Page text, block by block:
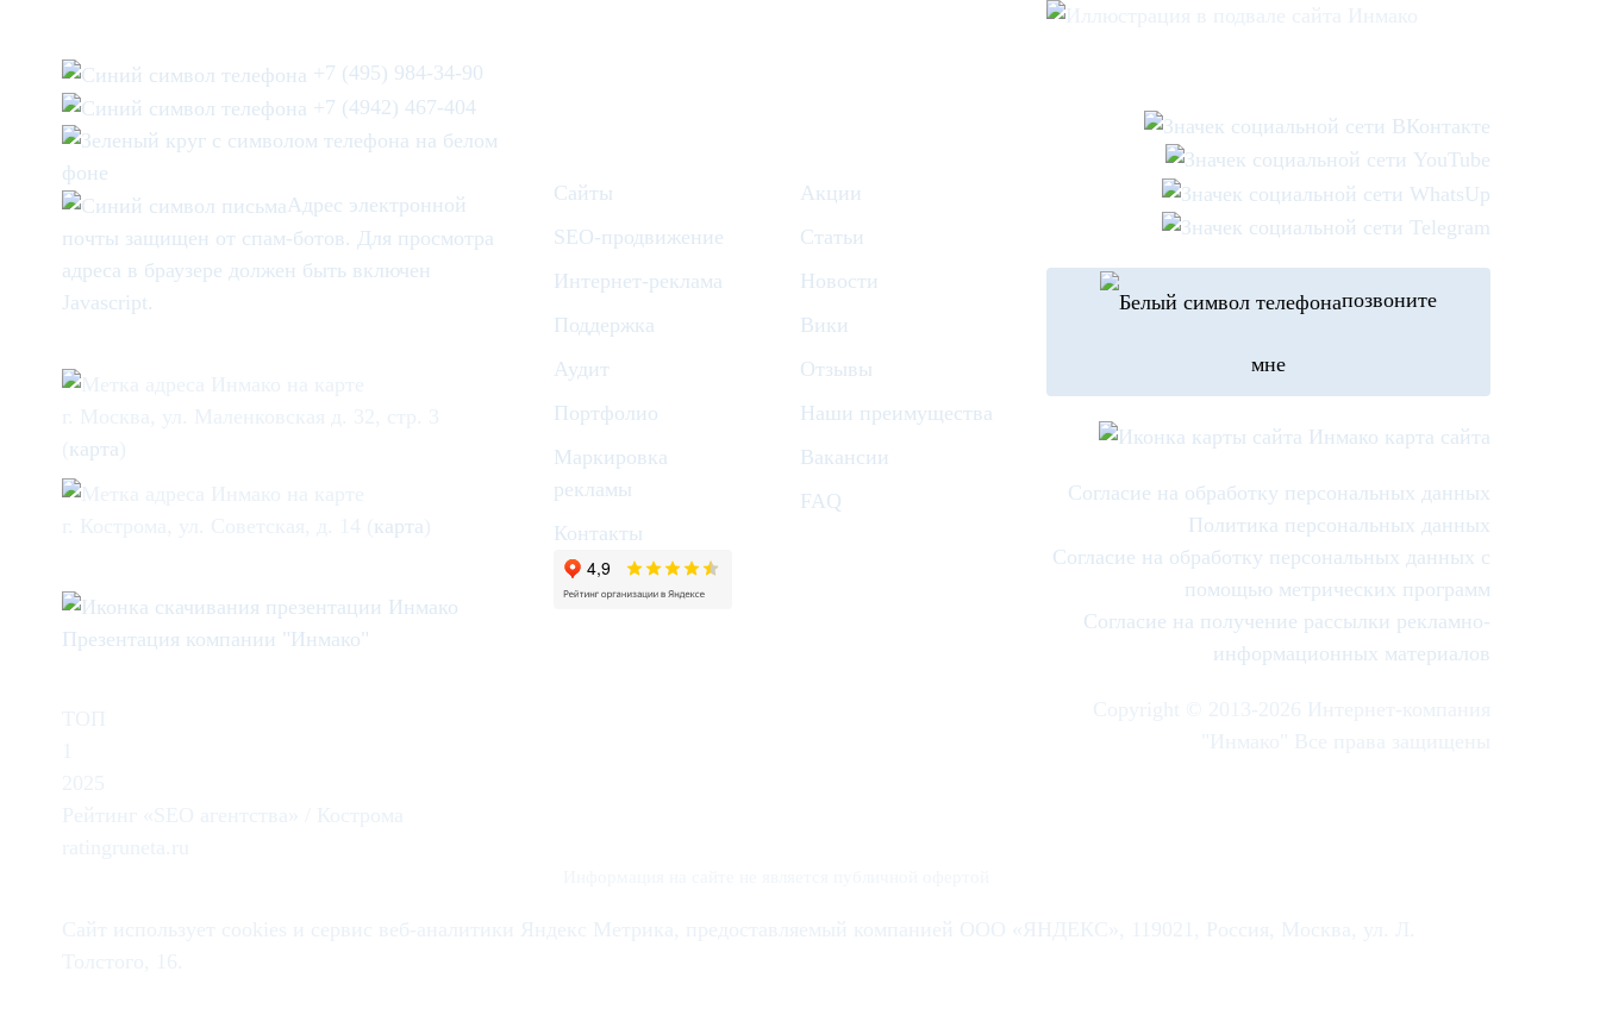
+7 (495) 984-34-90
+7 (4942) 467-404
Адрес электронной
почты защищен от спам-ботов. Для просмотра
адреса в браузере должен быть включен
Javascript.
карта
карта
Презентация компании "Инмако"
Сайты
SEO-продвижение
Интернет-реклама
Поддержка
Аудит
Портфолио
Маркировка
рекламы
Контакты
Акции
Статьи
Новости
Вики
Отзывы
Наши преимущества
Вакансии
FAQ
позвоните
мне
карта сайта
Согласие на обработку персональных данных
Политика персональных данных
Согласие на обработку персональных данных с
помощью метрических программ
Согласие на получение рассылки рекламно-
информационных материалов